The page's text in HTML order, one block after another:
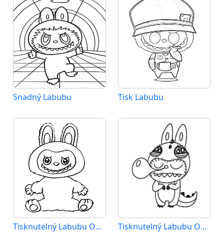
Snadný Labubu Tisk Labubu
Tisknutelný Labubu Obrázek pro Děti Tisknutelný Labubu Obrázek